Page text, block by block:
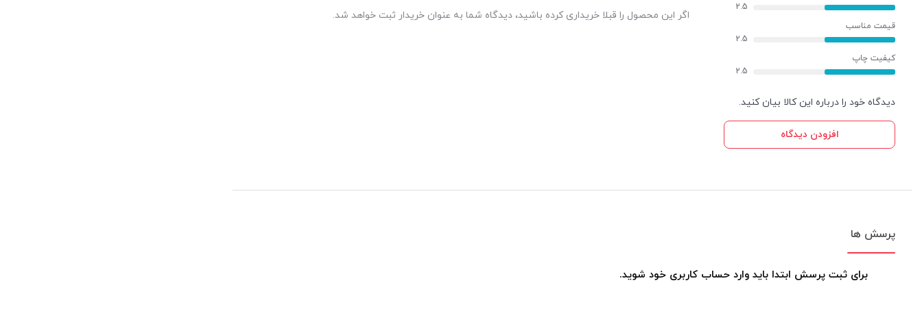
2.5
قیمت مناسب
2.5
کیفیت چاپ
2.5
دیدگاه خود را درباره این کالا بیان کنید.
افزودن دیدگاه
اگر این محصول را قبلا خریداری کرده باشید، دیدگاه شما به عنوان خریدار ثبت خواهد شد.
پرسش ها
برای ثبت پرسش ابتدا باید وارد حساب کاربری خود شوید.